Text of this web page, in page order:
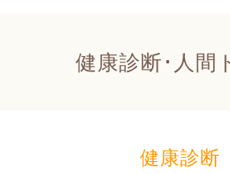
健康診断･人間
健康診断